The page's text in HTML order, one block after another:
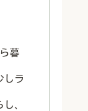
暮
しラ
、